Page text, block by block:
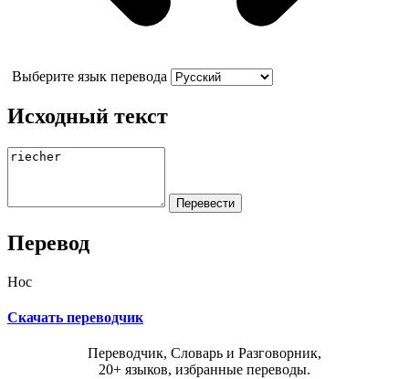
Выберите язык перевода
Исходный текст
Перевод
Нос
Скачать переводчик
Переводчик, Словарь и Разговорник,
20+ языков, избранные переводы.